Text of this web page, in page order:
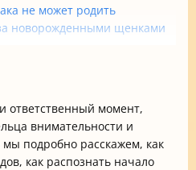
не может родить
новорожденными щенками
и действий при родах у
ответственный момент,
внимательности и
мы подробно расскажем, как
как распознать начало